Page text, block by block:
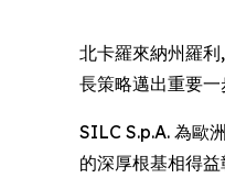
北卡羅來納州羅
長策略邁出重要
SILC S.p.A. 為歐
的深厚根基相得